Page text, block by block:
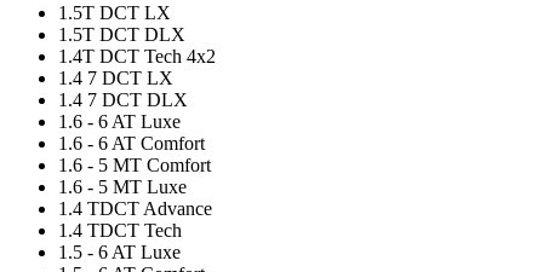
1.5T DCT LX
1.5T DCT DLX
1.4Т DСT Tech 4x2
1.4 7 DCT LX
1.4 7 DCT DLX
1.6 - 6 AT Luxe
1.6 - 6 AT Comfort
1.6 - 5 MT Comfort
1.6 - 5 MT Luxe
1.4 TDCT Advance
1.4 TDCT Tech
1.5 - 6 AT Luxe